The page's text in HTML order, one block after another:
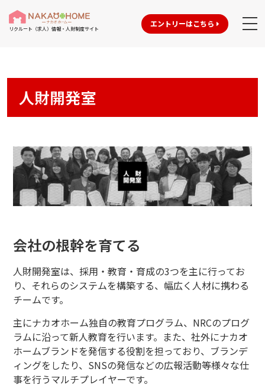
リクルート（求人）情報・人財制度サイト
エントリーはこちら
人財開発室
会社の根幹を育てる
人財開発室は、採用・教育・育成の3つを主に行ってお
り、それらのシステムを構築する、幅広く人材に携わる
チームです。
主にナカオホーム独自の教育プログラム、 NRCのプログ
ラムに沿って新人教育を行います。また、社外にナカオ
ホームブランドを発信する役割を担っており、ブランデ
ィングをしたり、 SNSの発信などの広報活動等様々な仕
事を行うマルチプレイヤーです。